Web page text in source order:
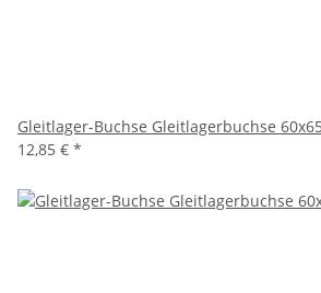
Gleitlager-Buchse Gleitlagerbuchse
12,85 € *